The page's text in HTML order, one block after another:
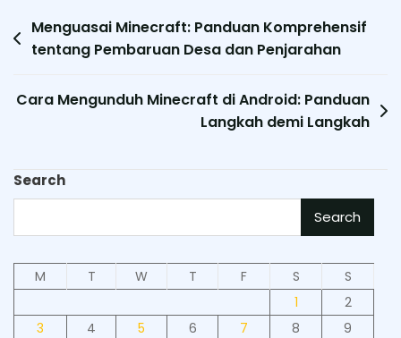
Post
navigation
Menguasai Minecraft: Panduan Komprehensif
tentang Pembaruan Desa dan Penjarahan
Cara Mengunduh Minecraft di Android: Panduan
Langkah demi Langkah
Search
Search
M T W T F S
S
1
2
3
4 5 6 7 8
9